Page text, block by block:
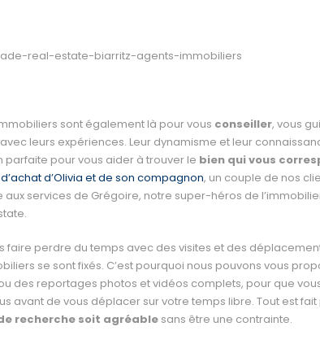
sont également là pour vous conseiller, vous
leurs expériences. Leur dynamisme et leur
parfaite pour vous aider à trouver le bien qui vous
d’Olivia et de son compagnon, un couple de nos
aux services de Grégoire, notre super-héros de
faire perdre du temps avec des visites et des
se sont fixés. C’est pourquoi nous pouvons vous
des reportages photos et vidéos complets, pour que
avant de vous déplacer sur votre temps libre. Tout est
recherche soit agréable sans être une contrainte.